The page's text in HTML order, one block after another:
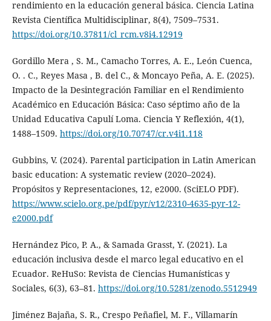
rendimiento en la educación general básica. Ciencia Latina
Revista Científica Multidisciplinar, 8(4), 7509–7531.
https://doi.org/10.37811/cl_rcm.v8i4.12919
Gordillo Mera , S. M., Camacho Torres, A. E., León Cuenca,
O. . C., Reyes Masa , B. del C., & Moncayo Peña, A. E. (2025).
Impacto de la Desintegración Familiar en el Rendimiento
Académico en Educación Básica: Caso séptimo año de la
Unidad Educativa Capulí Loma. Ciencia Y Reflexión, 4(1),
1488–1509. https://doi.org/10.70747/cr.v4i1.118
Gubbins, V. (2024). Parental participation in Latin American
basic education: A systematic review (2020–2024).
Propósitos y Representaciones, 12, e2000. (SciELO PDF).
https://www.scielo.org.pe/pdf/pyr/v12/2310-4635-pyr-12-
e2000.pdf
Hernández Pico, P. A., & Samada Grasst, Y. (2021). La
educación inclusiva desde el marco legal educativo en el
Ecuador. ReHuSo: Revista de Ciencias Humanísticas y
Sociales, 6(3), 63–81. https://doi.org/10.5281/zenodo.5512949
Jiménez Bajaña, S. R., Crespo Peñafiel, M. F., Villamarín